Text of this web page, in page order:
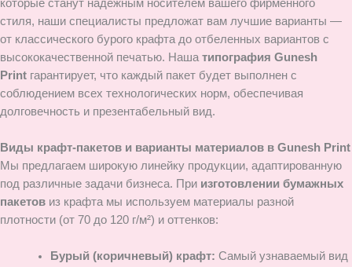
которые станут надежным носителем вашего фирменного
стиля, наши специалисты предложат вам лучшие варианты —
от классического бурого крафта до отбеленных вариантов с
высококачественной печатью. Наша типография Gunesh
Print гарантирует, что каждый пакет будет выполнен с
соблюдением всех технологических норм, обеспечивая
долговечность и презентабельный вид.
Виды крафт-пакетов и варианты материалов в Gunesh Print
Мы предлагаем широкую линейку продукции, адаптированную
под различные задачи бизнеса. При изготовлении бумажных
пакетов из крафта мы используем материалы разной
плотности (от 70 до 120 г/м²) и оттенков:
Бурый (коричневый) крафт: Самый узнаваемый вид